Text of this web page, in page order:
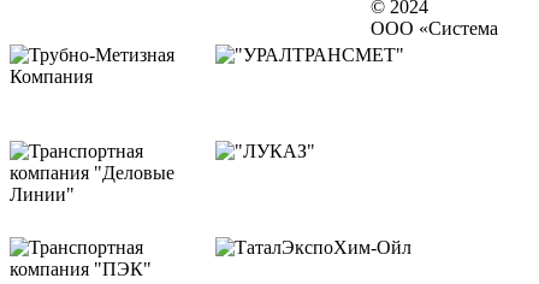
© 2024
ООО «Система